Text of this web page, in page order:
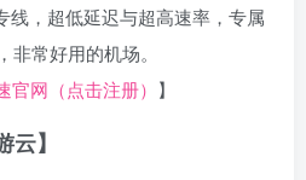
线，超低延迟与超高速率，专属
常好用的机场。
官网（点击注册） 】
】